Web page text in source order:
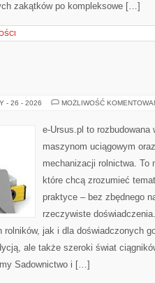
zakątków po kompleksowe […]
- 26 - 2026 MOŻLIWOŚĆ
e-Ursus.pl to rozbudowana
maszynom uciągowym
mechanizacji rolnictwa. To
które chcą zrozumieć
praktyce – bez zbędnego
rzeczywiste
rolników, jak i dla doświadczonych
ale także szeroki świat
Sadownictwo i […]